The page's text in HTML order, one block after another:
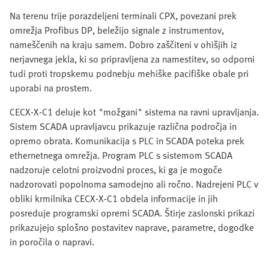
Na terenu trije porazdeljeni terminali CPX, povezani prek
omrežja Profibus DP, beležijo signale z instrumentov,
nameščenih na kraju samem. Dobro zaščiteni v ohišjih iz
nerjavnega jekla, ki so pripravljena za namestitev, so odporni
tudi proti tropskemu podnebju mehiške pacifiške obale pri
uporabi na prostem.
CECX-X-C1 deluje kot "možgani" sistema na ravni upravljanja.
Sistem SCADA upravljavcu prikazuje različna področja in
opremo obrata. Komunikacija s PLC in SCADA poteka prek
ethernetnega omrežja. Program PLC s sistemom SCADA
nadzoruje celotni proizvodni proces, ki ga je mogoče
nadzorovati popolnoma samodejno ali ročno. Nadrejeni PLC v
obliki krmilnika CECX-X-C1 obdela informacije in jih
posreduje programski opremi SCADA. Štirje zaslonski prikazi
prikazujejo splošno postavitev naprave, parametre, dogodke
in poročila o napravi.